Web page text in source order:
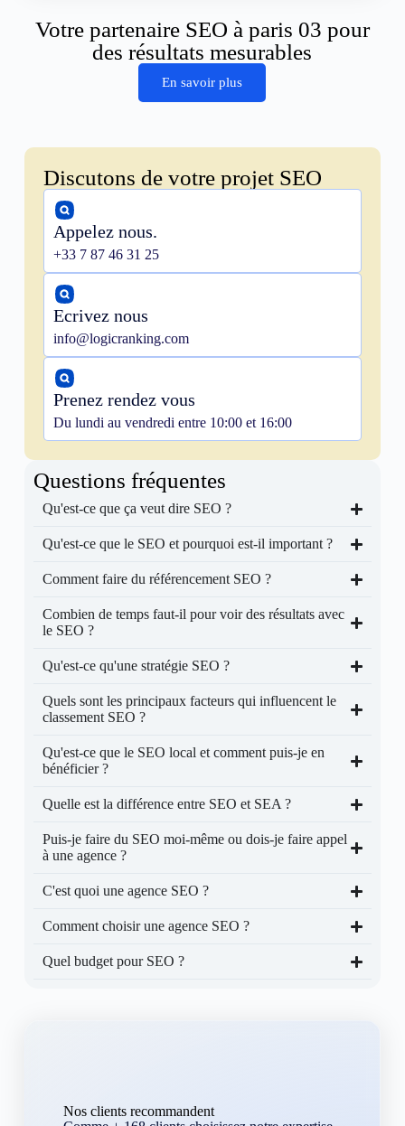
Votre partenaire SEO à paris 03 pour
des résultats mesurables
En savoir plus
Discutons de votre projet SEO
Appelez nous.
+33 7 87 46 31 25
Ecrivez nous
info@logicranking.com
Prenez rendez vous
Du lundi au vendredi entre 10:00 et 16:00
Questions fréquentes
Qu'est-ce que ça veut dire SEO ?
Qu'est-ce que le SEO et pourquoi est-il important ?
Comment faire du référencement SEO ?
Combien de temps faut-il pour voir des résultats avec
le SEO ?
Qu'est-ce qu'une stratégie SEO ?
Quels sont les principaux facteurs qui influencent le
classement SEO ?
Qu'est-ce que le SEO local et comment puis-je en
bénéficier ?
Quelle est la différence entre SEO et SEA ?
Puis-je faire du SEO moi-même ou dois-je faire appel
à une agence ?
C'est quoi une agence SEO ?
Comment choisir une agence SEO ?
Quel budget pour SEO ?
Nos clients recommandent